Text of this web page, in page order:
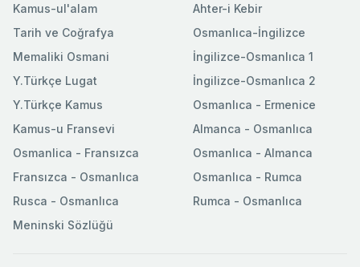
Kamus-ul'alam
Tarih ve Coğrafya
Memaliki Osmani
Y.Türkçe Lugat
Y.Türkçe Kamus
Ahter-i Kebir
Osmanlıca-İngilizce
İngilizce-Osmanlıca 1
İngilizce-Osmanlıca 2
Osmanlıca - Ermenice
Kamus-u Fransevi
Osmanlica - Fransızca
Fransızca - Osmanlıca
Rusca - Osmanlıca
Meninski Sözlüğü
Almanca - Osmanlıca
Osmanlıca - Almanca
Osmanlıca - Rumca
Rumca - Osmanlıca